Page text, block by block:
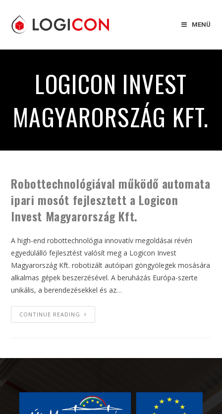
MENÜ
LOGICON INVEST
MAGYARORSZÁG KFT.
Robottechnológiával működő automata
ipari mosót fejlesztett a Logicon
Invest Magyarország Kft.
A high-end robottechnológia innovatív megoldásai révén
egyedülálló fejlesztést valósít meg a Logicon Invest
Magyarország Kft. robotizált autóipari göngyölegek mosására
alkalmas gépek beszerzésével. A beruházás Európa-szerte
unikális, a berendezésekkel és az…
CONTINUE READING